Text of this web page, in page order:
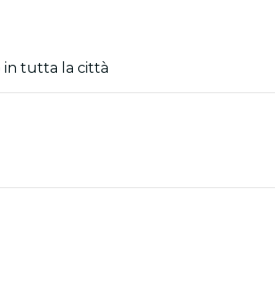
in tutta la città